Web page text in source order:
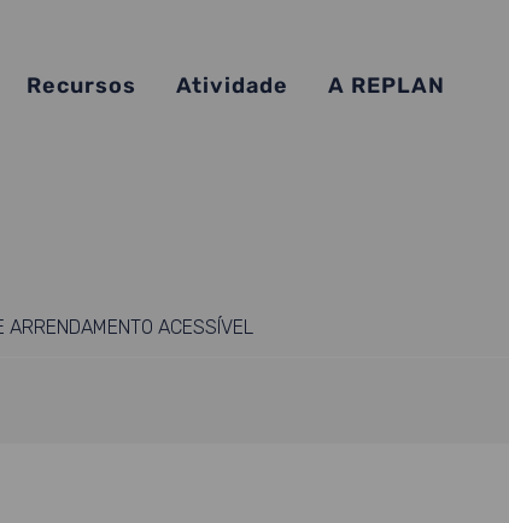
Recursos Atividade A REPLAN
ARRENDAMENTO ACESSÍVEL